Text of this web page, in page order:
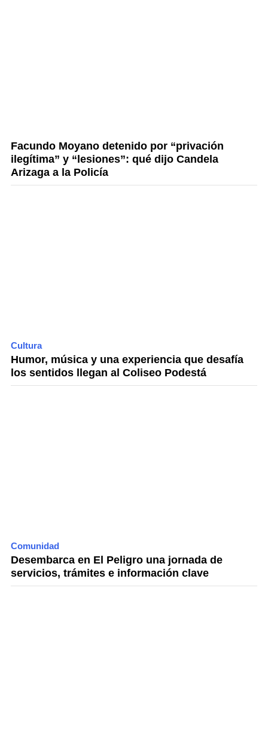
Facundo Moyano detenido por “privación
ilegítima” y “lesiones”: qué dijo Candela
Arizaga a la Policía
Cultura
Humor, música y una experiencia que desafía
los sentidos llegan al Coliseo Podestá
Comunidad
Desembarca en El Peligro una jornada de
servicios, trámites e información clave